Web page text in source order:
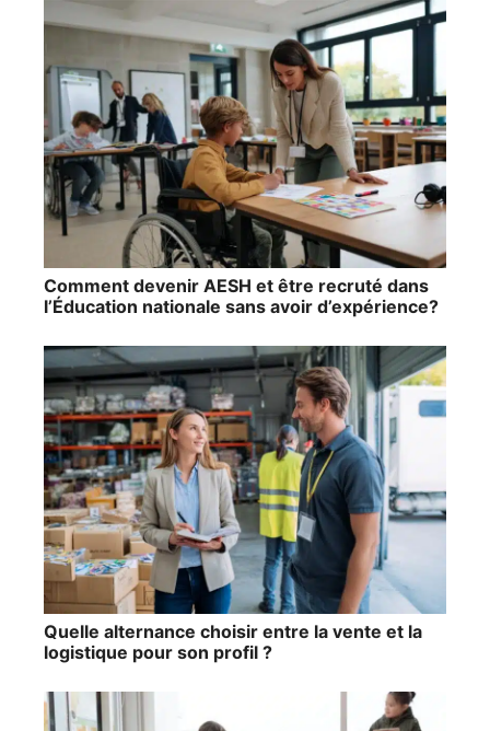
Comment devenir AESH et être recruté dans
l’Éducation nationale sans avoir d’expérience?
Quelle alternance choisir entre la vente et la
logistique pour son profil ?